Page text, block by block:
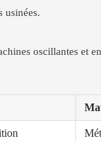
usinées.
oscillantes et